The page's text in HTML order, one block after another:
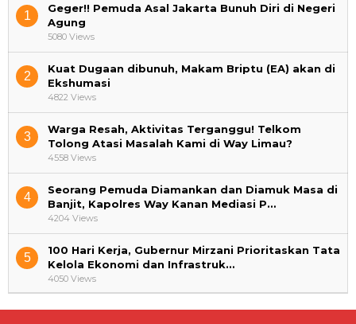
1
Geger!! Pemuda Asal Jakarta Bunuh Diri di Negeri
Agung
5080 Views
2
Kuat Dugaan dibunuh, Makam Briptu (EA) akan di
Ekshumasi
4822 Views
3
Warga Resah, Aktivitas Terganggu! Telkom
Tolong Atasi Masalah Kami di Way Limau?
4558 Views
4
Seorang Pemuda Diamankan dan Diamuk Masa di
Banjit, Kapolres Way Kanan Mediasi P…
4204 Views
5
100 Hari Kerja, Gubernur Mirzani Prioritaskan Tata
Kelola Ekonomi dan Infrastruk…
4050 Views